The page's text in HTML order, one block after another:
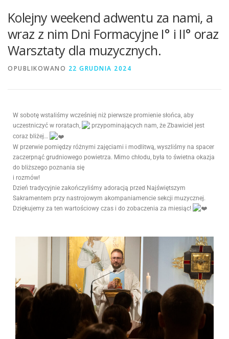
Kolejny weekend adwentu za nami, a
wraz z nim Dni Formacyjne I° i II° oraz
Warsztaty dla muzycznych.
OPUBLIKOWANO 22 GRUDNIA 2024
W sobotę wstaliśmy wcześniej niż pierwsze promienie słońca, aby
uczestniczyć w roratach,
przypominających nam, że Zbawiciel jest
coraz bliżej…
W przerwie pomiędzy różnymi zajęciami i modlitwą, wyszliśmy na spacer
zaczerpnąć grudniowego powietrza. Mimo chłodu, była to świetna okazja
do bliższego poznania się
i rozmów!
Dzień tradycyjnie zakończyliśmy adoracją przed Najświętszym
Sakramentem przy nastrojowym akompaniamencie sekcji muzycznej.
Dziękujemy za ten wartościowy czas i do zobaczenia za miesiąc!